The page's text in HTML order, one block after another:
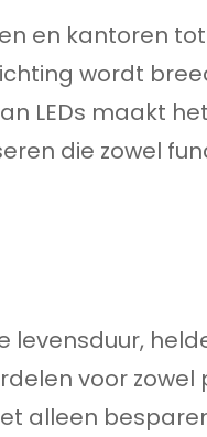
en kantoren
wordt
LEDs maakt
die zowel
levensduur,
voor
alleen